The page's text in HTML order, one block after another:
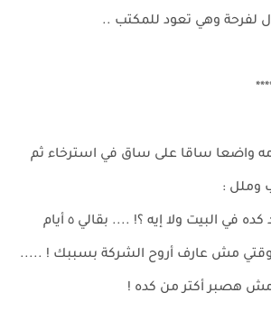
لفرحة وهي تعود للمكتب ..
واضعا ساقا على ساق في استرخاء ثم
وملل :
_ هو أنا هفضل قاعد كده في البيت ولا إيه ؟! .... بقالي ٥ أيام
مش عارف أروح الشركة بسببك ! .....
هصبر أكتر من كده !